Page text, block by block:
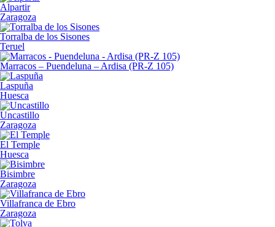
Alpartir
Zaragoza
Torralba de los Sisones
Teruel
Marracos – Puendeluna – Ardisa (PR-Z 105)
Laspuña
Huesca
Uncastillo
Zaragoza
El Temple
Huesca
Bisimbre
Zaragoza
Villafranca de Ebro
Zaragoza